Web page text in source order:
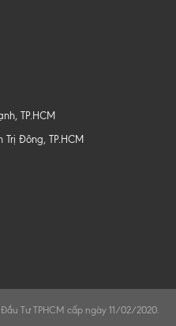
TP.HCM
Đông, TP.HCM
Đầu Tư TPHCM cấp ngày 11/02/2020.